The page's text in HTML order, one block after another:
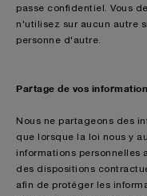
passe confidentiel. Vous
n'utilisez sur aucun autre
personne d'autre.
Partage de vos
Nous ne partageons des
que lorsque la loi nous y
informations personnelles
des dispositions
afin de protéger les